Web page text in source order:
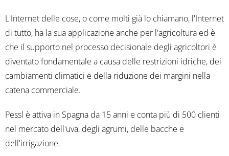
L'Internet delle cose, o come molti già lo chiamano, l'Internet
di tutto, ha la sua applicazione anche per l'agricoltura ed è
che il supporto nel processo decisionale degli agricoltori è
diventato fondamentale a causa delle restrizioni idriche, dei
cambiamenti climatici e della riduzione dei margini nella
catena commerciale.
Pessl è attiva in Spagna da 15 anni e conta più di 500 clienti
nel mercato dell'uva, degli agrumi, delle bacche e
dell'irrigazione.